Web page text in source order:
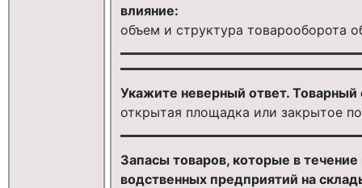
влияние:
объем и структура товарооборота
Укажите неверный ответ. Товарный
открытая площадка или закрытое
Запасы товаров, которые в
водственных предприятий на